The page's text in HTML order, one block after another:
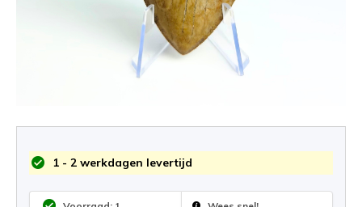
1 - 2 werkdagen levertijd